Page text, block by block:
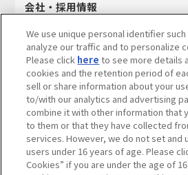
会社・採用情報
採用情報
サステナビリティ
お問い合わせ
ウェブサイトご利用条件 ソーシャルメディアポ
個人情報及び特定個人情報等の取り扱いに関す
We use unique personal identifier
analyze our traffic and to personalize
Please click here to see more details
cookies and the retention period of
sell or share information about your
to/with our analytics and advertising
combine it with other information that
to them or that they have collected
services. However, we do not set and
users under 16 years of age. Please
Cookies” if you are under the age of